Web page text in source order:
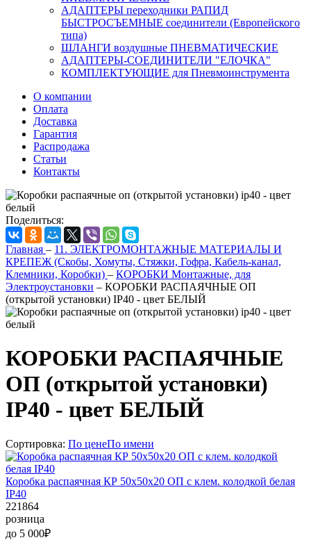
АДАПТЕРЫ переходники РАПИД
БЫСТРОСЪЕМНЫЕ соединители (Европейского
типа)
ШЛАНГИ воздушные ПНЕВМАТИЧЕСКИЕ
АДАПТЕРЫ-СОЕДИНИТЕЛИ "ЕЛОЧКА"
КОМПЛЕКТУЮЩИЕ для Пневмоинструмента
О компании
Оплата
Доставка
Гарантия
Распродажа
Статьи
Контакты
Поделиться:
Главная – 11. ЭЛЕКТРОМОНТАЖНЫЕ МАТЕРИАЛЫ И
КРЕПЕЖ (Скобы, Хомуты, Стяжки, Гофра, Кабель-канал,
Клемники, Коробки) – КОРОБКИ Монтажные, для
Электроустановки – КОРОБКИ РАСПАЯЧНЫЕ ОП
(открытой установки) IP40 - цвет БЕЛЫЙ
КОРОБКИ РАСПАЯЧНЫЕ
ОП (открытой установки)
IP40 - цвет БЕЛЫЙ
Сортировка: По ценеПо имени
Коробка распаячная КР 50х50х20 ОП с клем. колодкой белая
IP40
221864
розница
до 5 000₽